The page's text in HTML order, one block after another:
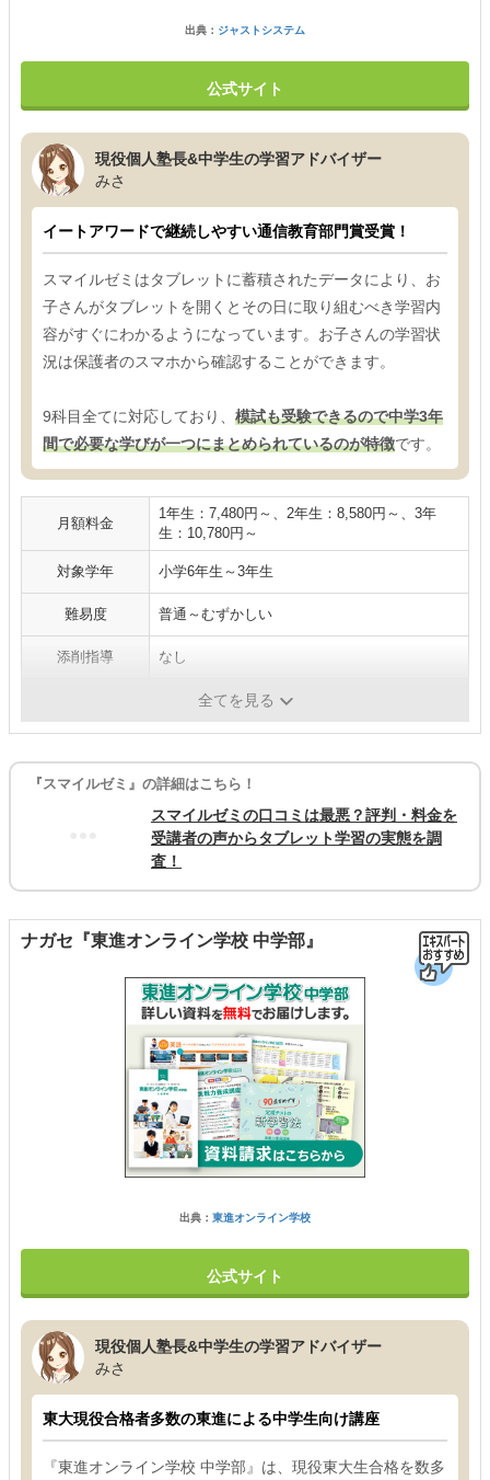
出典： ジャストシステム
公式サイト
現役個人塾長&中学生の学習アドバイザー
みさ
イートアワードで継続しやすい通信教育部門賞受賞！
スマイルゼミはタブレットに蓄積されたデータにより、お
子さんがタブレットを開くとその日に取り組むべき学習内
容がすぐにわかるようになっています。お子さんの学習状
況は保護者のスマホから確認することができます。
9科目全てに対応しており、 模試も受験できるので中学3年
間で必要な学びが一つにまとめられているのが特徴です。
月額料金
1年生：7,480円～、2年生：8,580円～、3年
生：10,780円～
対象学年 小学6年生～3年生
難易度 普通～むずかしい
添削指導 なし
専用タブレット
全てを見る
『スマイルゼミ』の詳細はこちら！
スマイルゼミの口コミは最悪？評判・料金を
受講者の声からタブレット学習の実態を調
査！
ナガセ『東進オンライン学校 中学部』
出典： 東進オンライン学校
公式サイト
現役個人塾長&中学生の学習アドバイザー
みさ
東大現役合格者多数の東進による中学生向け講座
『東進オンライン学校 中学部』は、現役東大生合格を数多